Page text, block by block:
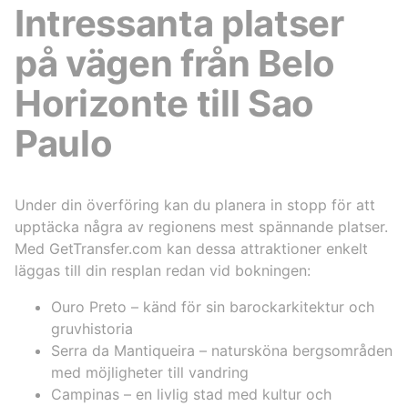
Intressanta platser
på vägen från Belo
Horizonte till Sao
Paulo
Under din överföring kan du planera in stopp för att
upptäcka några av regionens mest spännande platser.
Med GetTransfer.com kan dessa attraktioner enkelt
läggas till din resplan redan vid bokningen:
Ouro Preto – känd för sin barockarkitektur och
gruvhistoria
Serra da Mantiqueira – natursköna bergsområden
med möjligheter till vandring
Campinas – en livlig stad med kultur och